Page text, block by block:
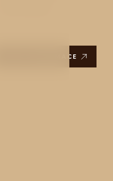
DALŠÍ INFORMACE